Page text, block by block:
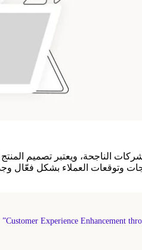
الناجحة، ويعتبر تصميم
وتوقعات العملاء بشكل فعّال